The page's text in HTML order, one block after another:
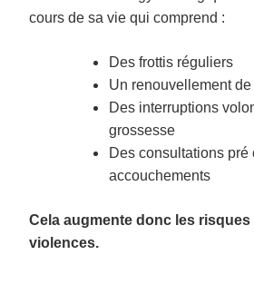
cours de sa vie qui comprend :
Des frottis réguliers
Un renouvellement
Des interruptions
grossesse
Des consultations pré
accouchements
Cela augmente donc les
violences.